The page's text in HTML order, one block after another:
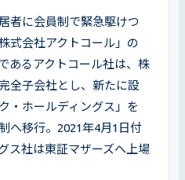
者に会員制で緊急駆けつ
式会社アクトコール」の
あるアクトコール社は、株
全子会社とし、新たに設
・ホールディングス」を
へ移行。2021年4月1日付
ス社は東証マザーズへ上場